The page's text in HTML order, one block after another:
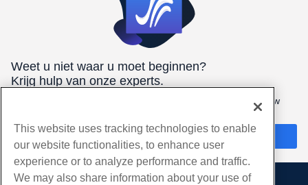
Weet u niet waar u moet beginnen?
Krijg hulp van onze experts.
Waren hier 24/7/365 om u te helpen de beste hosting voor uw
Chat nu
This website uses tracking technologies to enable
our website functionalities, to enhance user
experience or to analyze performance and traffic.
We may also share information about your use of